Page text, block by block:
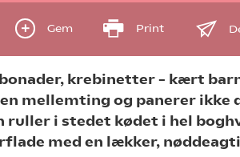
Gem Print
krebinetter – kært
en mellemting og panerer ikke
ruller i stedet kødet i hel
med en lækker,